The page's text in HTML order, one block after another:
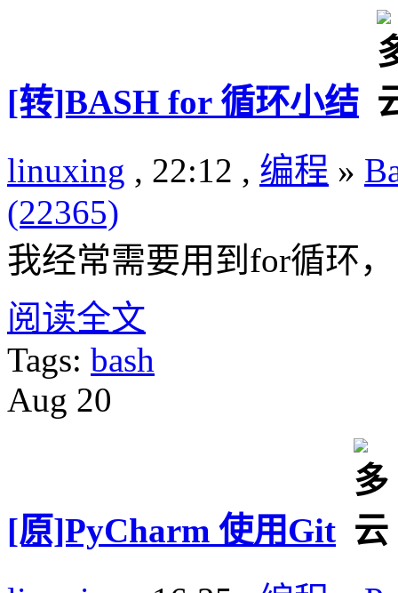
[转]BASH for 循环小结
linuxing , 22:12 , 编程 »
(22365)
我经常需要用到for循环
阅读全文
Tags: bash
Aug 20
[原]PyCharm 使用Git